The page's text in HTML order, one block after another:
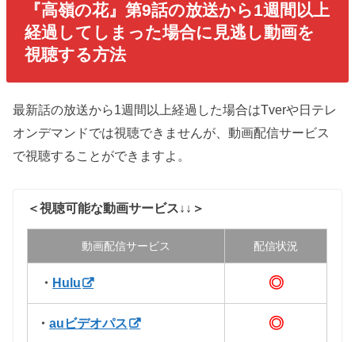
『高嶺の花』第9話の放送から1週間以上
経過してしまった場合に見逃し動画を
視聴する方法
最新話の放送から1週間以上経過した場合はTverや日テレ
オンデマンドでは視聴できませんが、動画配信サービス
で視聴することができますよ。
＜視聴可能な動画サービス↓↓＞
動画配信サービス 配信状況
・ Hulu ◎
・auビデオパス ◎